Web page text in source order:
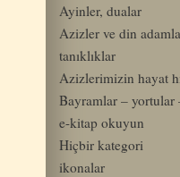
Ayinler, dualar
Azizler ve din
tanıklıklar
Azizlerimizin hayat
Bayramlar – yortular
e-kitap okuyun
Hiçbir kategori
ikonalar